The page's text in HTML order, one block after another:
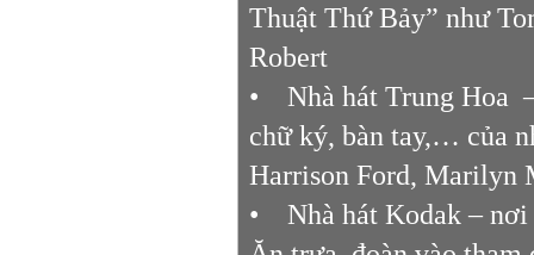
Thuật Thứ Bảy” như
Robert
• Nhà hát Trung Hoa –
chữ ký, bàn tay,… của
Harrison Ford, Marilyn
• Nhà hát Kodak – nơi